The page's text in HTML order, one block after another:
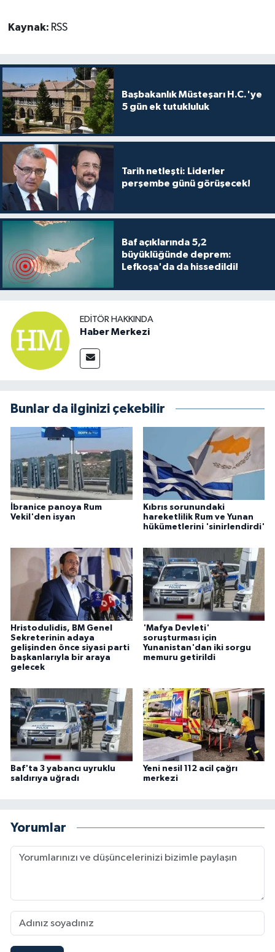
Kaynak: RSS
Başbakanlık Müsteşarı H.C.'ye
5 gün ek tutukluluk
Tarih netleşti: Liderler
perşembe günü görüşecek!
Baf açıklarında 5,2
büyüklüğünde deprem:
Lefkoşa'da da hissedildi!
EDITÖR HAKKINDA
Haber Merkezi
Bunlar da ilginizi çekebilir
İbranice panoya Rum
Vekil'den isyan
Kıbrıs sorunundaki
hareketlilik Rum ve Yunan
hükümetlerini 'sinirlendirdi'
Hristodulidis, BM Genel
Sekreterinin adaya
gelişinden önce siyasi parti
başkanlarıyla bir araya
gelecek
'Mafya Devleti'
soruşturması için
Yunanistan'dan iki sorgu
memuru getirildi
Baf'ta 3 yabancı uyruklu
saldırıya uğradı
Yeni nesil 112 acil çağrı
merkezi
Yorumlar